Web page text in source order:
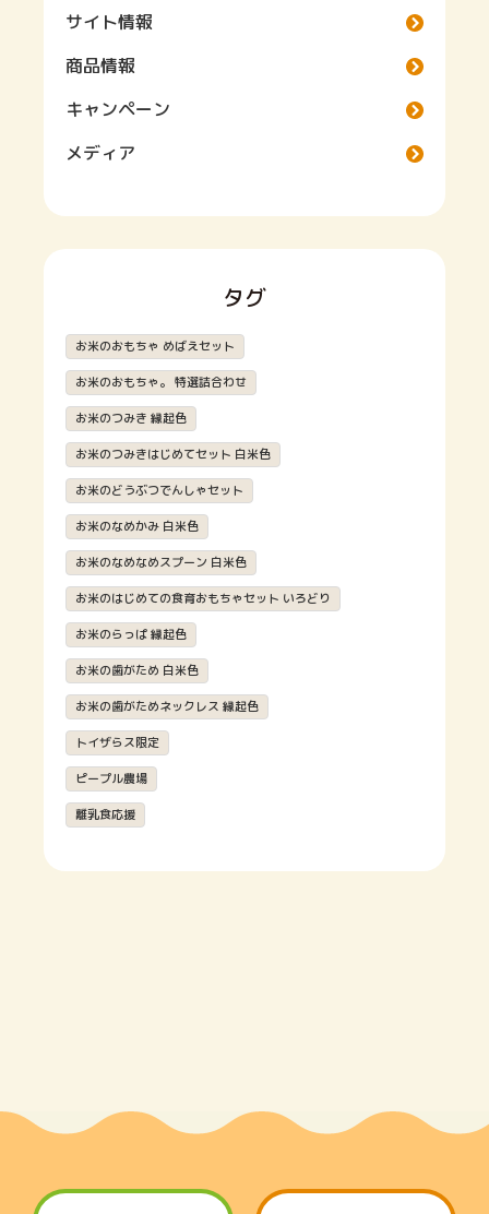
サイト情報
商品情報
キャンペーン
メディア
タグ
お米のおもちゃ めばえセット
お米のおもちゃ。 特選詰合わせ
お米のつみき 縁起色
お米のつみきはじめてセット 白米色
お米のどうぶつでんしゃセット
お米のなめかみ 白米色
お米のなめなめスプーン 白米色
お米のはじめての食育おもちゃセット いろどり
お米のらっぱ 縁起色
お米の歯がため 白米色
お米の歯がためネックレス 縁起色
トイザらス限定
ピープル農場
離乳食応援